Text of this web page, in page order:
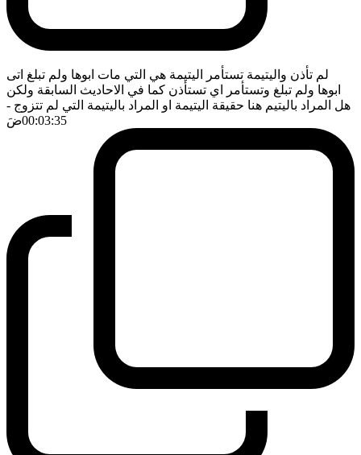
لم تأذن واليتيمة تستأمر اليتيمة هي التي مات ابوها ولم تبلغ اتى
ابوها ولم تبلغ وتستأمر اي تستأذن كما في الاحاديث السابقة ولكن
هل المراد باليتيم هنا حقيقة اليتيمة او المراد باليتيمة التي لم تتزوج -
00:03:35ضَ